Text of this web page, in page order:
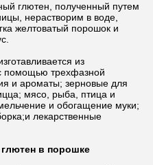
глютен, полученный путем
нерастворим в воде,
желтоватый порошок и
из
помощью трехфазной
и ароматы; зерновые для
мясо, рыба, птица и
и обогащение муки;
лекарственные
в порошке